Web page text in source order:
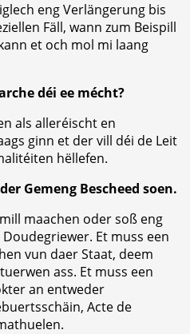
eng Verlängerung bis
Fäll, wann zum Beispill
et och mol mi laang
déi ee mécht?
als alleréischt en
ginn et der vill déi de Leit
hëllefen.
Gemeng Bescheed soen.
maachen oder soß eng
Et muss een
vun daer Staat, deem
ass. Et muss een
an entweder
Acte de